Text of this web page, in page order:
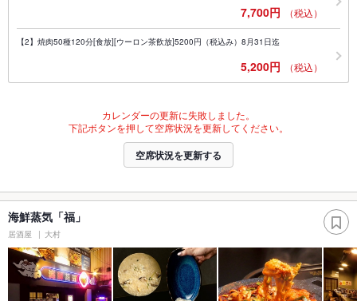
7,700円 （税込）
【2】焼肉50種120分[食放][ウーロン茶飲放]5200円（税込み）8月31日迄
5,200円 （税込）
カレンダーの更新に失敗しました。
下記ボタンを押して空席状況を更新してください。
空席状況を更新する
海鮮蒸気「福」
居酒屋 大村